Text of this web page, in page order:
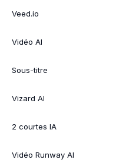
Veed.io
Vidéo AI
Sous-titre
Vizard AI
2 courtes IA
Vidéo Runway AI